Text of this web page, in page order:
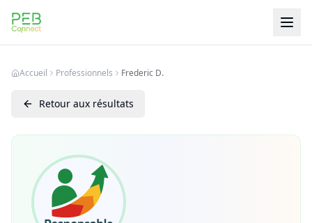
PEB Connect
Accueil Professionnels Frederic D.
Retour aux résultats